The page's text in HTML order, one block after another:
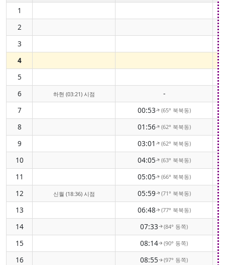
1
2
3
4
5
6
하현 (03:21) 시점
-
7
00:53↑(65° 북북동)
8 01:56↑(62° 북북동)
9 03:01 ↑(62° 북북동)
10 04:05↑(63° 북북동)
11 05:05↑(66° 북북동)
12 신월 (18:36) 시점 05:59↑(71° 북북동)
13 06:48↑(77° 북북동)
14 07:33↑(84° 동쪽)
15 08:14↑ (90° 동쪽)
16 08:55↑(97° 동쪽)